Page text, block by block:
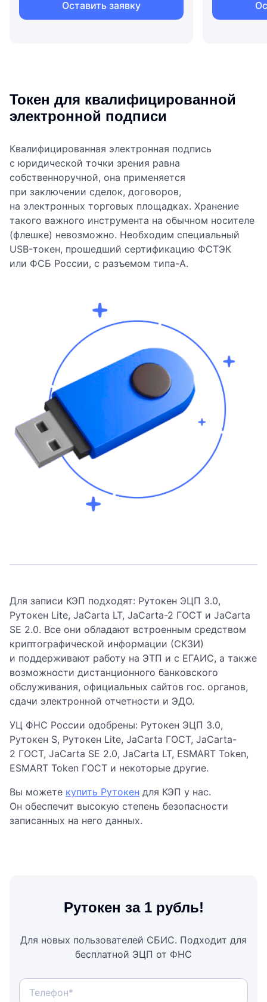
Оставить заявку
Токен для квалифици­рованной
электронной подписи
Квалифицированная электронная подпись
с юридической точки зрения равна
собственноручной, она применяется
при заключении сделок, договоров,
на электронных торговых площадках. Хранение
такого важного инструмента на обычном носителе
(флешке) невозможно. Необходим специальный
USB-токен, прошедший сертификацию ФСТЭК
или ФСБ России, с разъемом типа-А.
Для записи КЭП подходят: Рутокен ЭЦП 3.0,
Рутокен Lite, JaCarta LT, JaCarta-2 ГОСТ и JaCarta
SE 2.0. Все они обладают встроенным средством
криптографической информации (СКЗИ)
и поддерживают работу на ЭТП и с ЕГАИС, а также
возможности дистанционного банковского
обслуживания, официальных сайтов гос. органов,
сдачи электронной отчетности и ЭДО.
УЦ ФНС России одобрены: Рутокен ЭЦП 3.0,
Рутокен S, Рутокен Lite, JaCarta ГОСТ, JaCarta-
2 ГОСТ, JaCarta SE 2.0, JaCarta LT, ESMART Token,
ESMART Token ГОСТ и некоторые другие.
Вы можете купить Рутокен для КЭП у нас.
Он обеспечит высокую степень безопасности
записанных на него данных.
Рутокен за 1 рубль!
Для новых пользователей СБИС. Подходит для
бесплатной ЭЦП от ФНС